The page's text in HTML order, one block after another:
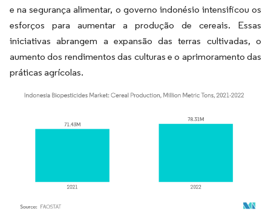
e na segurança alimentar, o governo indonésio intensificou os
esforços para aumentar a produção de cereais. Essas
iniciativas abrangem a expansão das terras cultivadas, o
aumento dos rendimentos das culturas e o aprimoramento das
práticas agrícolas.